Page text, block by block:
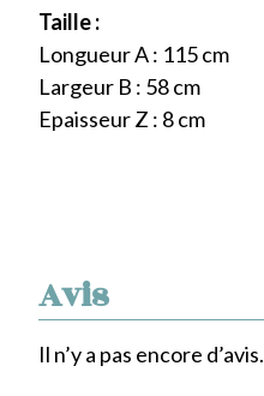
Avis
Il n’y a pas encore d’avis.
Taille :
Longueur A : 115 cm
Largeur B : 58 cm
Epaisseur Z : 8 cm